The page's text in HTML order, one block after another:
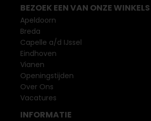
BEZOEK EEN VAN ONZE WINKELS
Apeldoorn
Breda
Capelle a/d IJssel
Eindhoven
Vianen
Openingstijden
Over Ons
Vacatures
INFORMATIE